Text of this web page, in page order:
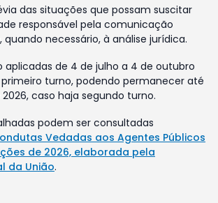
das situações que possam suscitar
responsável pela comunicação
necessário, à análise jurídica.
aplicadas de 4 de julho a 4 de outubro
turno, podendo permanecer até
caso haja segundo turno.
podem ser consultadas
Vedadas aos Agentes Públicos
de 2026, elaborada pela
da União.